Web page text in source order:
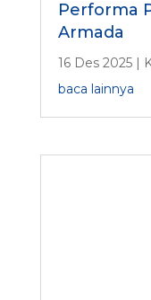
Performa
Armada
16 Des 2025|
baca lainnya